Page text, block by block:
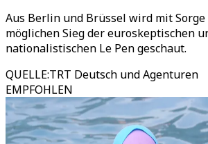
Aus Berlin und Brüssel wird mit
möglichen Sieg der euroskeptischen
nationalistischen Le Pen geschaut.
QUELLE:TRT Deutsch und Agenturen
EMPFOHLEN